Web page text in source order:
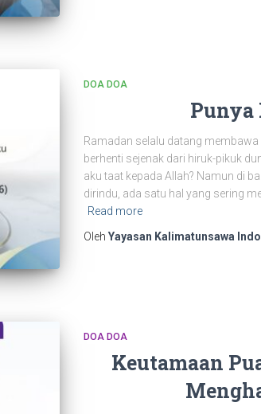
DOA DOA
Punya
Ramadan selalu datang
berhenti sejenak dari hiruk-pikuk
aku taat kepada Allah? Namun di
dirindu, ada satu hal yang sering
Read more
Oleh Yayasan Kalimatunsawa
DOA DOA
Keutamaan